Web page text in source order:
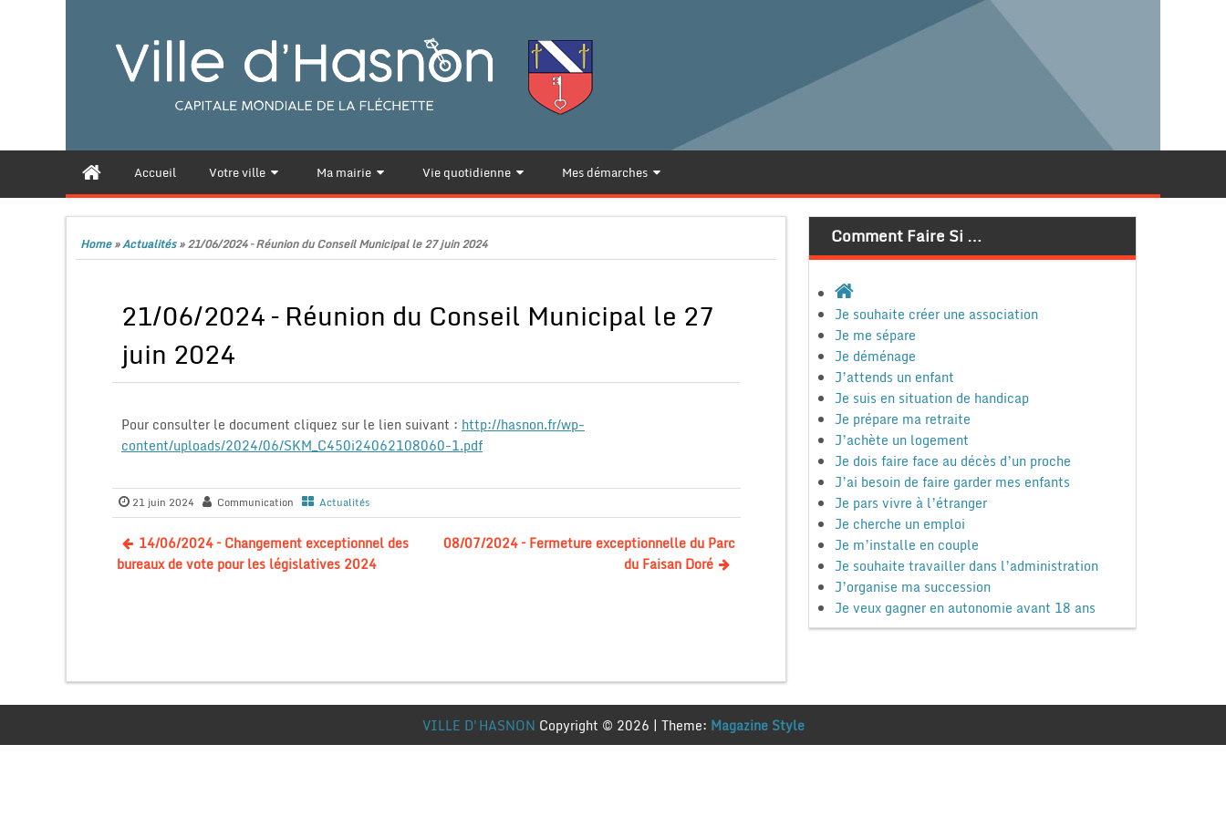
Accueil Votre ville Ma mairie Vie quotidienne Mes démarches
Home»Actualités»21/06/2024 – Réunion du Conseil Municipal le 27 juin 2024
21/06/2024 – Réunion du Conseil Municipal le 27
juin 2024
Pour consulter le document cliquez sur le lien suivant : http://hasnon.fr/wp-
content/uploads/2024/06/SKM_C450i24062108060-1.pdf
21 juin 2024 Communication Actualités
14/06/2024 – Changement exceptionnel des
bureaux de vote pour les législatives 2024
08/07/2024 – Fermeture exceptionnelle du Parc
du Faisan Doré
Comment Faire Si …
Je souhaite créer une association
Je me sépare
Je déménage
J’attends un enfant
Je suis en situation de handicap
Je prépare ma retraite
J’achète un logement
Je dois faire face au décès d’un proche
J’ai besoin de faire garder mes enfants
Je pars vivre à l’étranger
Je cherche un emploi
Je m’installe en couple
Je souhaite travailler dans l’administration
J’organise ma succession
Je veux gagner en autonomie avant 18 ans
VILLE D'HASNON Copyright © 2026 | Theme: Magazine Style